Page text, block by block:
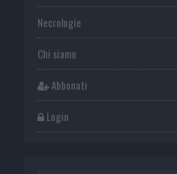
Necrologie
Chi siamo
Abbonati
Login